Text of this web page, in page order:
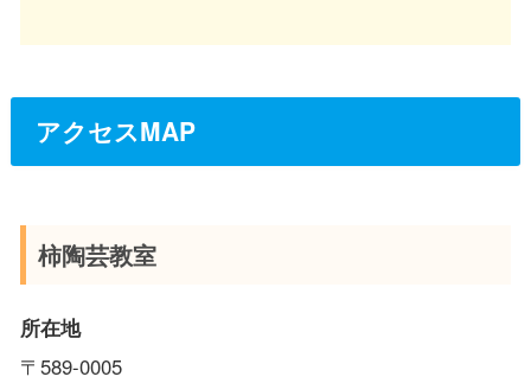
アクセスMAP
柿陶芸教室
所在地
〒589-0005